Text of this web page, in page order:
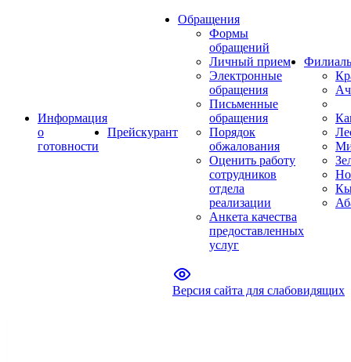
Информация
о
готовности
Прейскурант
Обращения
Формы
обращений
Личный прием
Электронные
обращения
Письменные
обращения
Порядок
обжалования
Оценить работу
сотрудников
отдела
реализации
Анкета качества
предоставленных
услуг
Версия сайта для слабовидящих